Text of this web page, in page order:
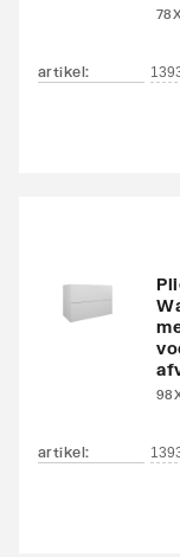
artikel:
artikel: